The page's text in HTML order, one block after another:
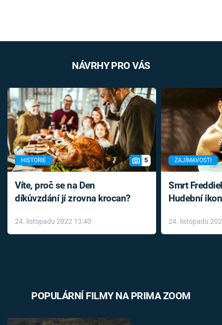
NÁVRHY PRO VÁS
HISTORIE 5
Víte, proč se na Den
díkůvzdání jí zrovna krocan?
24. listopadu 2022 13:40
ZAJÍMAVOSTI
Smrt
Hudební
léky
24. listopadu
POPULÁRNÍ FILMY NA PRIMA ZOOM